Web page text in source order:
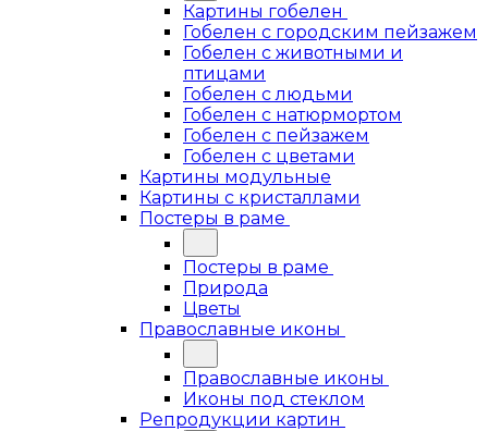
Картины гобелен
Гобелен с городским пейзажем
Гобелен с животными и
птицами
Гобелен с людьми
Гобелен с натюрмортом
Гобелен с пейзажем
Гобелен с цветами
Картины модульные
Картины с кристаллами
Постеры в раме
Постеры в раме
Природа
Цветы
Православные иконы
Православные иконы
Иконы под стеклом
Репродукции картин